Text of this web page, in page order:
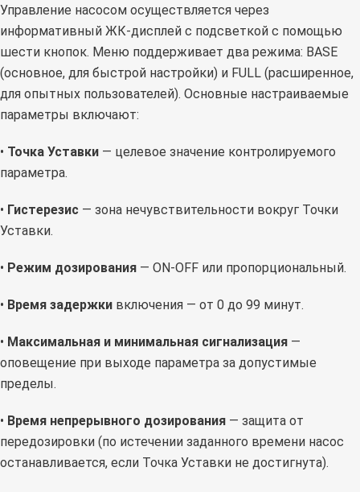
Управление насосом осуществляется через
информативный ЖК-дисплей с подсветкой с помощью
шести кнопок. Меню поддерживает два режима: BASE
(основное, для быстрой настройки) и FULL (расширенное,
для опытных пользователей). Основные настраиваемые
параметры включают:
• Точка Уставки — целевое значение контролируемого
параметра.
• Гистерезис — зона нечувствительности вокруг Точки
Уставки.
• Режим дозирования — ON-OFF или пропорциональный.
• Время задержки включения — от 0 до 99 минут.
• Максимальная и минимальная сигнализация —
оповещение при выходе параметра за допустимые
пределы.
• Время непрерывного дозирования — защита от
передозировки (по истечении заданного времени насос
останавливается, если Точка Уставки не достигнута).